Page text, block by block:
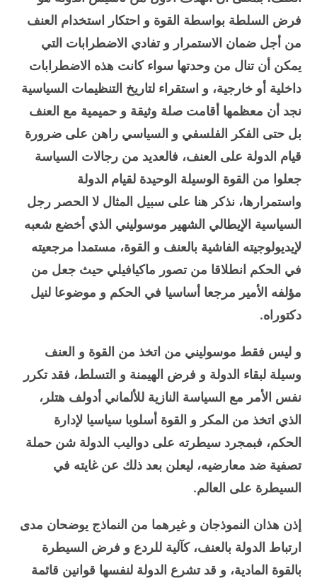
فرض السلطة بواسطة القوة و احتكار استخدام العنف
من أجل ضمان الاستمرار و تفادي الاضطرابات التي
يمكن أن تنال من وحدتها سواء كانت هذه الاضطرابات
داخلية أو خارجية، و استقراء لتاريخ التنظيمات السياسية
نجد أن معظمها أقامت صلة وثيقة و حميمية مع العنف
بل حتى الفكر الفلسفي و السياسي راهن على ضرورة
قيام الدولة على العنف، فالعديد من رجالات السياسة
جعلوا من القوة الوسيلة الوحيدة لقيام الدولة
واستمرارها، نذكر هنا على سبيل المثال لا الحصر رجل
السياسية الإيطالي الشهير موسوليني الذي أخضع شعبه
لإيديولوجيته الفاشية بالعنف و القوة، مستمدا مرجعيته
في الحكم انطلاقا من تصور ماكيافيلي حيث جعل من
مؤلفه الأمير مرجعا أساسيا في الحكم و موضوعا لنيل
دكتوراه.
و ليس فقط موسوليني من اتخذ من القوة و العنف
وسيلة لبقاء الدولة و فرض الهيمنة و التسلط، فقد تكرر
نفس الأمر مع السياسة النازية للألماني أدولف هتلر،
الذي اتخذ من المكر و القوة أسلوبا سياسيا لإدارة
الحكم، فبمجرد سيطرته على دواليب الدولة شن حملة
تصفية ضد معارضيه، ليعلن بعد ذلك عن غايته في
السيطرة على العالم.
إذن هذان النموذجان و غيرهما من النماذج يوضحان مدى
ارتباط الدولة بالعنف، كآلية للردع و فرض السيطرة
بالقوة المادية، و قد تشرع الدولة لنفسها قوانين قائمة